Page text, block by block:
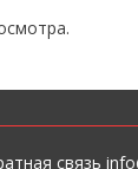
связь